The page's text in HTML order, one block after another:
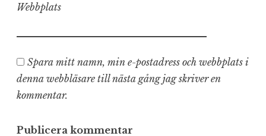
Webbplats
Spara mitt namn, min e-postadress och webbplats i
denna webbläsare till nästa gång jag skriver en
kommentar.